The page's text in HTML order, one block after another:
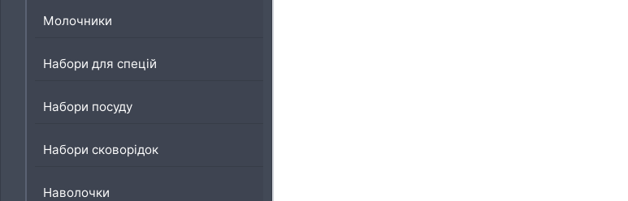
Молочники
Набори для спецій
Набори посуду
Набори сковорідок
Наволочки